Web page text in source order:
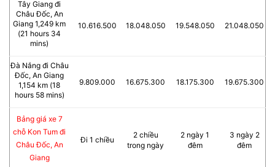
Tây Giang đi
Châu Đốc, An
Giang 1,249 km
(21 hours 34
mins)
10.616.500 18.048.050 19.548.050 21.048.050
Đà Nắng đi Châu
Đốc, An Giang
1,154 km (18
hours 58 mins)
9.809.000 16.675.300 18.175.300 19.675.300
Bảng giá xe 7
chỗ Kon Tum đi
Châu Đốc, An
Giang
Đi 1 chiều
2 chiều
trong ngày
2 ngày 1
đêm
3 ngày 2
đêm